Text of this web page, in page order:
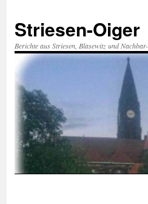
springen
Striesen-Oiger
Berichte aus Striesen, Blasewitz und